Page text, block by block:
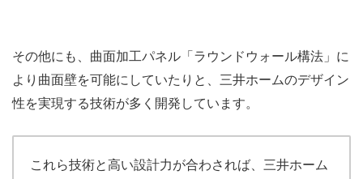
その他にも、曲面加工パネル「ラウンドウォール構法」に
より曲面壁を可能にしていたりと、三井ホームのデザイン
性を実現する技術が多く開発しています。
これら技術と高い設計力が合わされば、三井ホーム